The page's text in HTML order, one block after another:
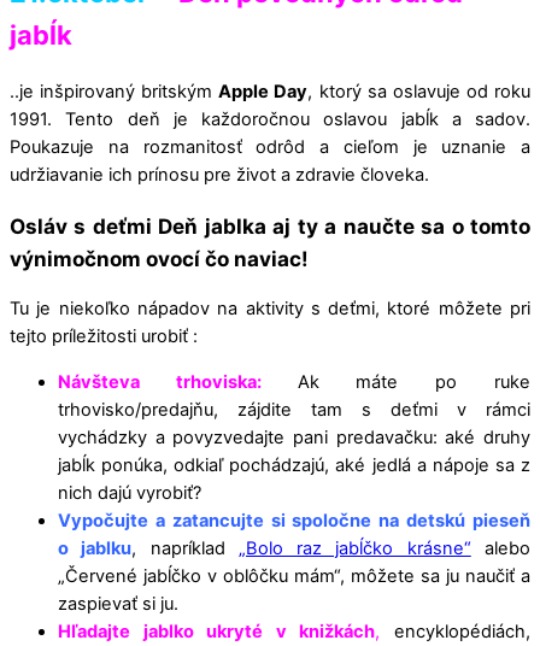
jabĺk
..je inšpirovaný britskýmApple Day, ktorý sa oslavuje od roku
1991. Tento deň je každoročnou oslavou jabĺk a sadov.
Poukazuje na rozmanitosť odrôd a cieľom je uznanie a
udržiavanie ich prínosu pre život a zdravie človeka.
Osláv s deťmi Deň jablka aj ty a naučte sa o tomto
výnimočnom ovocí čo naviac!
Tu je niekoľko nápadov na aktivity s deťmi, ktoré môžete pri
tejto príležitosti urobiť :
Návšteva trhoviska: Ak máte po ruke
trhovisko/predajňu, zájdite tam s deťmi v rámci
vychádzky a povyzvedajte pani predavačku: aké druhy
jabĺk ponúka, odkiaľ pochádzajú, aké jedlá a nápoje sa z
nich dajú vyrobiť?
Vypočujte a zatancujte si spoločne na detskú pieseň
o jablku, napríklad „Bolo raz jabĺčko krásne“alebo
„Červené jabĺčko v oblôčku mám“, môžete sa ju naučiť a
zaspievať si ju.
Hľadajte jablko ukryté v knižkách, encyklopédiách,